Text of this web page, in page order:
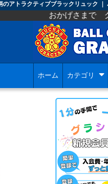
のアトラクティブブラックリュック
げさまで グラシアスのオ
ホーム カテゴリ